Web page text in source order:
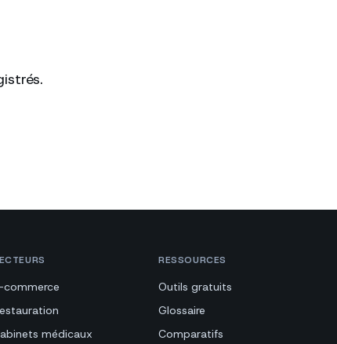
commerce
médicaux
RESSOURCES
Outils gratuits
Glossaire
Comparatifs